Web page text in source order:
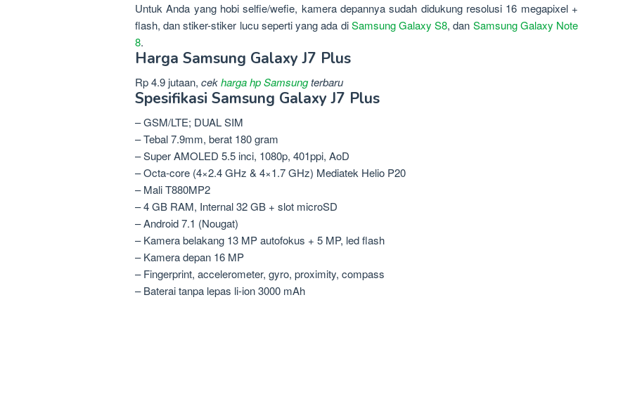
Untuk Anda yang hobi selfie/wefie, kamera depannya sudah didukung resolusi 16 megapixel +
flash, dan stiker-stiker lucu seperti yang ada diSamsung Galaxy S8, dan Samsung Galaxy Note
8.
Harga Samsung Galaxy J7 Plus
Rp 4.9 jutaan, cekharga hp Samsungterbaru
Spesifikasi Samsung Galaxy J7 Plus
– GSM/LTE; DUAL SIM
– Tebal 7.9mm, berat 180 gram
– Super AMOLED 5.5 inci, 1080p, 401ppi, AoD
– Octa-core (4×2.4 GHz & 4×1.7 GHz) Mediatek Helio P20
– Mali T880MP2
– 4 GB RAM, Internal 32 GB + slot microSD
– Android 7.1 (Nougat)
– Kamera belakang 13 MP autofokus + 5 MP, led flash
– Kamera depan 16 MP
– Fingerprint, accelerometer, gyro, proximity, compass
– Baterai tanpa lepas li-ion 3000 mAh